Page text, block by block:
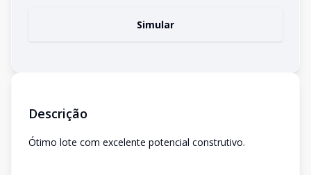
Simular
Descrição
Ótimo lote com excelente potencial construtivo.